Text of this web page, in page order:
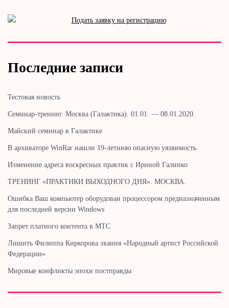
Последние записи
Тестовая новость
Cеминар-тренинг. Москва (Галактика). 01.01. — 08.01.2020.
Майский семинар в Галактике
В архиваторе WinRar нашли 19-летнюю опасную уязвимость
Изменение адреса воскресных практик с Ириной Галинко
ТРЕНИНГ «ПРАКТИКИ ВЫХОДНОГО ДНЯ». МОСКВА.
Ошибка Ваш компьютер оборудован процессором предназначенным
для последней версии Windows
Запрет платного контента в МТС
Лишить Филиппа Киркорова звания «Народный артист Российской
Федерации»
Мировые конфликты эпохи постправды